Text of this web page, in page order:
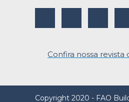
Confira nossa revista
Copyright 2020 - FAO